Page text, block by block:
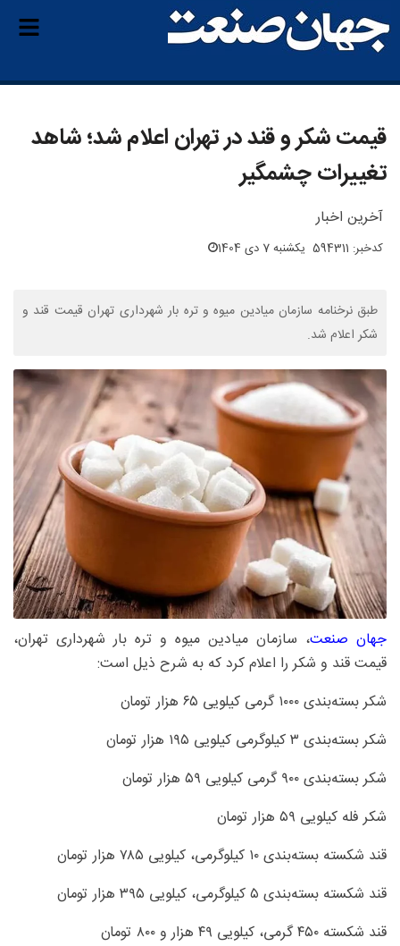
قیمت شکر و قند در تهران اعلام شد؛ شاهد
تغییرات چشمگیر
آخرین اخبار
کدخبر: 594311 یکشنبه 7 دی 1404
طبق نرخنامه سازمان میادین میوه و تره بار شهرداری تهران قیمت قند و
شکر اعلام شد.
جهان صنعت، سازمان میادین میوه و تره بار شهرداری تهران،
قیمت قند و شکر را اعلام کرد که به شرح ذیل است:
شکر بسته‌بندی ۱۰۰۰ گرمی کیلویی ۶۵ هزار تومان
شکر بسته‌بندی ۳ کیلوگرمی کیلویی ۱۹۵ هزار تومان
شکر بسته‌بندی ۹۰۰ گرمی کیلویی ۵۹ هزار تومان
شکر فله کیلویی ۵۹ هزار تومان
قند شکسته بسته‌بندی ۱۰ کیلوگرمی، کیلویی ۷۸۵ هزار تومان
قند شکسته بسته‌بندی ۵ کیلوگرمی، کیلویی ۳۹۵ هزار تومان
قند شکسته ۴۵۰ گرمی، کیلویی ۴۹ هزار و ۸۰۰ تومان